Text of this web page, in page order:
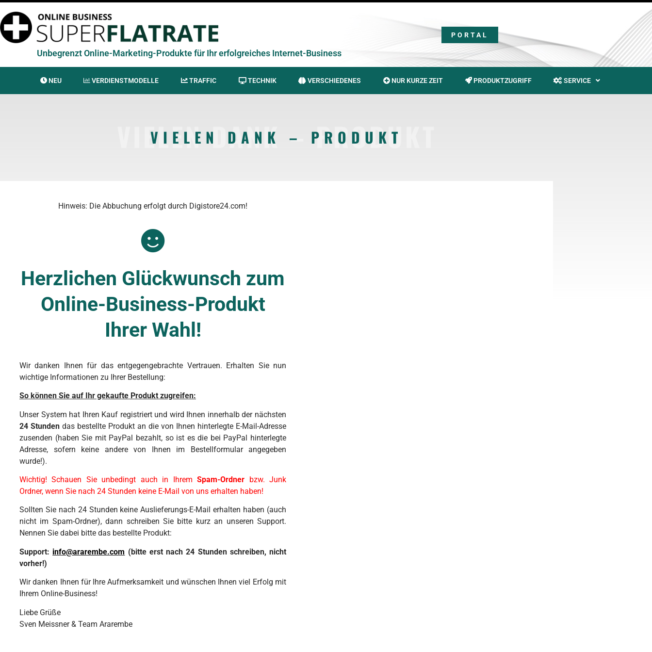
Unbegrenzt Online-Marketing-Produkte für Ihr erfolgreiches Internet-Business
PORTAL
NEU VERDIENSTMODELLE TRAFFIC TECHNIK VERSCHIEDENES NUR KURZE ZEIT PRODUKTZUGRIFF SERVICE
VIELEN DANK – PRODUKT
VIELEN DANK – PRODUKT
Hinweis: Die Abbuchung erfolgt durch Digistore24.com!
Herzlichen Glückwunsch zum
Online-Business-Produkt
Ihrer Wahl!
Wir danken Ihnen für das entgegengebrachte Vertrauen. Erhalten Sie nun
wichtige Informationen zu Ihrer Bestellung:
So können Sie auf Ihr gekaufte Produkt zugreifen:
Unser System hat Ihren Kauf registriert und wird Ihnen innerhalb der nächsten
24 Stunden das bestellte Produkt an die von Ihnen hinterlegte E-Mail-Adresse
zusenden (haben Sie mit PayPal bezahlt, so ist es die bei PayPal hinterlegte
Adresse, sofern keine andere von Ihnen im Bestellformular angegeben
wurde!).
Wichtig! Schauen Sie unbedingt auch in IhremSpam-Ordner bzw. Junk
Ordner, wenn Sie nach 24 Stunden keine E-Mail von uns erhalten haben!
Sollten Sie nach 24 Stunden keine Auslieferungs-E-Mail erhalten haben (auch
nicht im Spam-Ordner), dann schreiben Sie bitte kurz an unseren Support.
Nennen Sie dabei bitte das bestellte Produkt:
Support: info@ararembe.com (bitte erst nach 24 Stunden schreiben, nicht
vorher!)
Wir danken Ihnen für Ihre Aufmerksamkeit und wünschen Ihnen viel Erfolg mit
Ihrem Online-Business!
Liebe Grüße
Sven Meissner & Team Ararembe